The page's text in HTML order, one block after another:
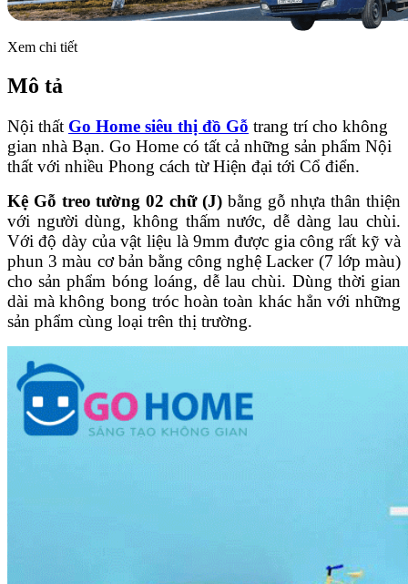
Xem chi tiết
Mô tả
Nội thất Go Home siêu thị đồ Gỗ trang trí cho không
gian nhà Bạn. Go Home có tất cả những sản phẩm Nội
thất với nhiều Phong cách từ Hiện đại tới Cổ điển.
Kệ Gỗ treo tường 02 chữ (J)bằng gỗ nhựa thân thiện
với người dùng, không thấm nước, dễ dàng lau chùi.
Với độ dày của vật liệu là 9mm được gia công rất kỹ và
phun 3 màu cơ bản bằng công nghệ Lacker (7 lớp màu)
cho sản phẩm bóng loáng, dễ lau chùi. Dùng thời gian
dài mà không bong tróc hoàn toàn khác hẳn với những
sản phẩm cùng loại trên thị trường.